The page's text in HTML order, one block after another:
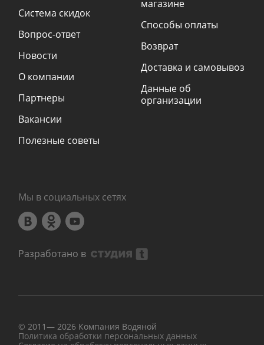
Система скидок
Вопрос-ответ
Новости
О компании
Партнеры
Вакансии
Полезные советы
магазине
Способы оплаты
Возврат
Доставка и самовывоз
Данные об
организации
Мы в социальных сетях
Разработано в
© 2011— 2026 Компания Водяной
Политика обработки персональных данных